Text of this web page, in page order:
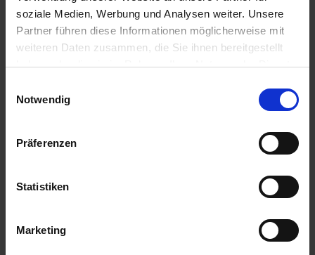
soziale Medien, Werbung und Analysen weiter. Unsere
Partner führen diese Informationen möglicherweise mit
weiteren Daten zusammen, die Sie ihnen bereitgestellt
haben oder die sie im Rahmen Ihrer Nutzung der Dienste
Notwendig
Präferenzen
Statistiken
MarketingFahrrad – Neukirchen-Vluyn